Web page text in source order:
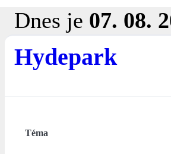
Dnes je 07. 08.
Hydepark
Téma